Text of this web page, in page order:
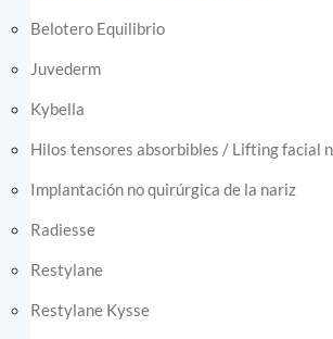
Belotero Equilibrio
Juvederm
Kybella
Hilos tensores absorbibles / Lifting facial
Implantación no quirúrgica de la nariz
Radiesse
Restylane
Restylane Kysse